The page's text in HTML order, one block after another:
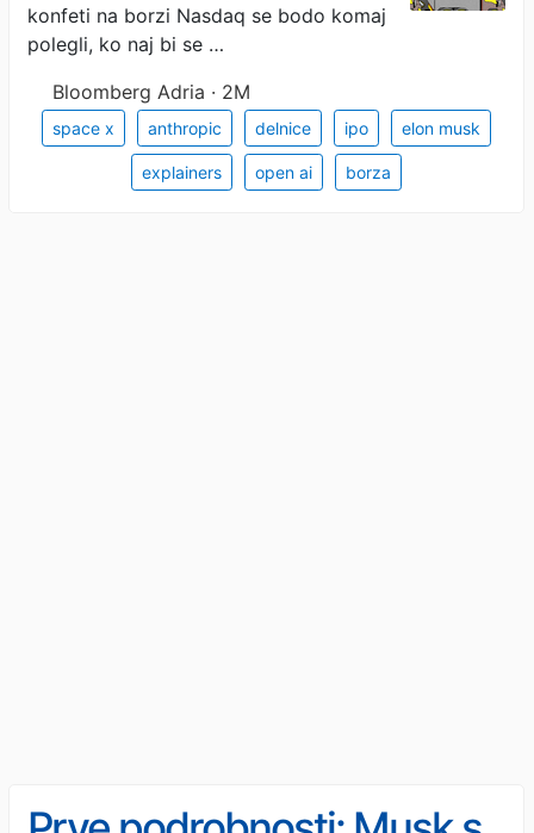
konfeti na borzi Nasdaq se bodo komaj
polegli, ko naj bi se …
Bloomberg Adria · 2M
space x anthropic delnice ipo elon musk
explainers open ai borza